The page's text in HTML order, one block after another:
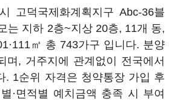
고덕국제화계획지구 Abc-36블
는 지하 2층~지상 20층, 11개 동,
㎡ 총 743가구 입니다. 분양
며, 거주지에 관계없이 전국에서
. 1순위 자격은 청약통장 가입 후
·면적별 예치금액 충족 시 부여